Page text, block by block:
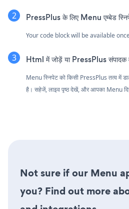
PressPlus के लिए Menu एम्बेड
Your code block will be available
Html में जोड़ें या PressPlus संपादक
Menu स्निपेट को किसी PressPlus तत्व में
है। सहेजें, लाइव पृष्ठ देखें, और आपका Menu
Not sure if our Menu
you? Find out more